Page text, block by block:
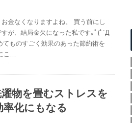
金なくなりますよね。 買う前にし
が、結局金欠になった私です｡ﾟ(ﾟ´Д
てものすごく効果のあった節約術を
こ…
濯物を畳むストレスを
化にもなる